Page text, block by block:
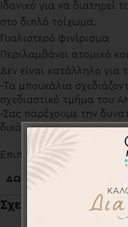
Ιδανικό για να διατηρεί
στο διπλό τοίχωμα.
Γυαλιστερό φινίρισμα
Περιλαμβάνει ατομικό
Δεν είναι κατάλληλο για
-Τα μπουκάλια
σχεδιαστικό τμήμα του
-Σας παρέχουμε την
δικό σας σχέδιο κατόπιν
Επιπλέον πληροφορίες
ΔΩΡΑ ΓΙΑ
Σχετικά προϊόντα